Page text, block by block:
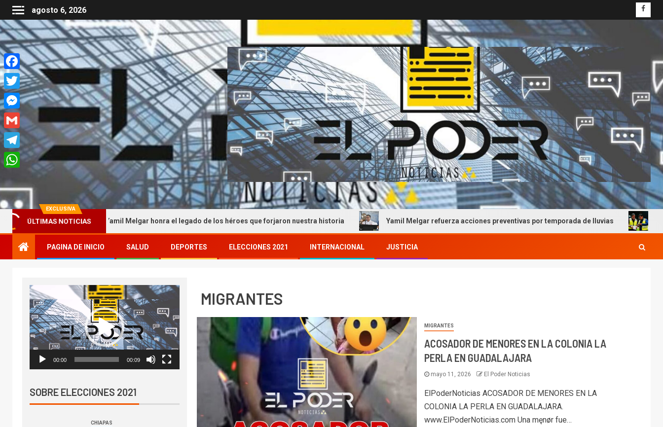
agosto 6, 2026
EXCLUSIVA
ÚLTIMAS NOTICIASYamil Melgar honra el legado de los héroes que forjaron nuestra historia Yamil Melgar refuerza acciones preventivas por temporada de lluvias Yamil Melgar
PAGINA DE INICIO SALUD DEPORTES ELECCIONES 2021 INTERNACIONAL JUSTICIA
MIGRANTES
MIGRANTES
ACOSADOR DE MENORES EN LA COLONIA LA
PERLA EN GUADALAJARA
mayo 11, 2026 El Poder Noticias
ElPoderNoticias ACOSADOR DE MENORES EN LA
COLONIA LA PERLA EN GUADALAJARA.
www.ElPoderNoticias.com Una męnør fue…
Reproductor
de
vídeo
00:00 00:09
SOBRE ELECCIONES 2021
CHIAPAS
Facebook
Twitter
Messenger
Gmail
Telegram
WhatsApp